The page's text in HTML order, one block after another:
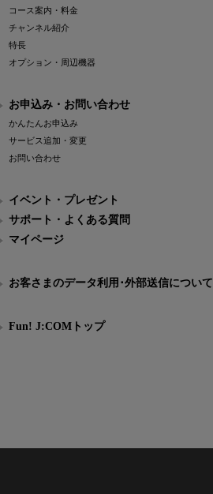
コース案内・料金
チャンネル紹介
特長
オプション・周辺機器
お申込み・お問い合わせ
かんたんお申込み
サービス追加・変更
お問い合わせ
イベント・プレゼント
サポート・よくある質問
マイページ
お客さまのデータ利用･外部送信について
Fun! J:COMトップ